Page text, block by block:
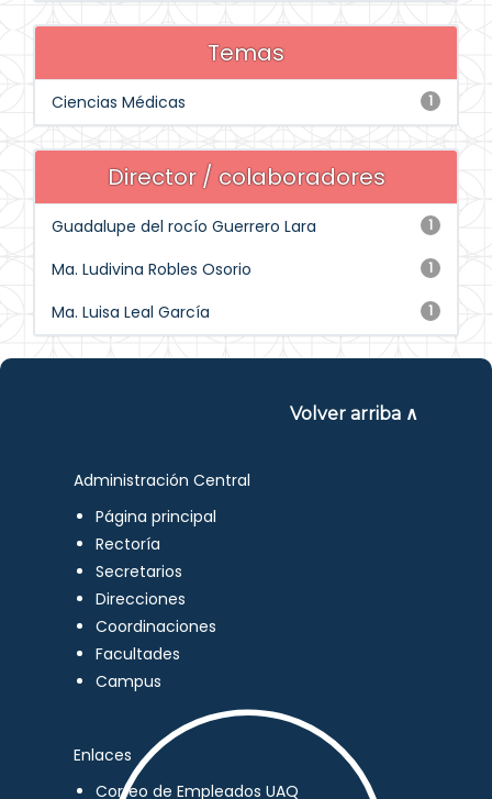
Temas
1
Ciencias Médicas
Director / colaboradores
1
Guadalupe del rocío Guerrero Lara
1
Ma. Ludivina Robles Osorio
1
Ma. Luisa Leal García
Volver arriba ∧
Administración Central
Página principal
Rectoría
Secretarios
Direcciones
Coordinaciones
Facultades
Campus
Enlaces
Correo de Empleados UAQ